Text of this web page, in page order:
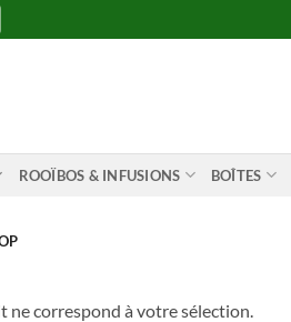
ROOÏBOS & INFUSIONS BOÎTES
ne correspond à votre sélection.